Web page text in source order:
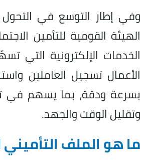
وفي إطار التوسع في التحول
الهيئة القومية للتأمين
الخدمات الإلكترونية التي
الأعمال تسجيل العاملين
بسرعة ودقة، بما يسهم في
وتقليل الوقت والجهد.
ما هو الملف